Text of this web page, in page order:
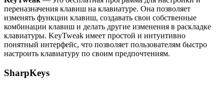
переназначения клавиш на клавиатуре. Она позволяет
изменять функции клавиш, создавать свои собственные
комбинации клавиш и делать другие изменения в раскладке
клавиатуры. KeyTweak имеет простой и интуитивно
понятный интерфейс, что позволяет пользователям быстро
настроить клавиатуру по своим предпочтениям.
SharpKeys